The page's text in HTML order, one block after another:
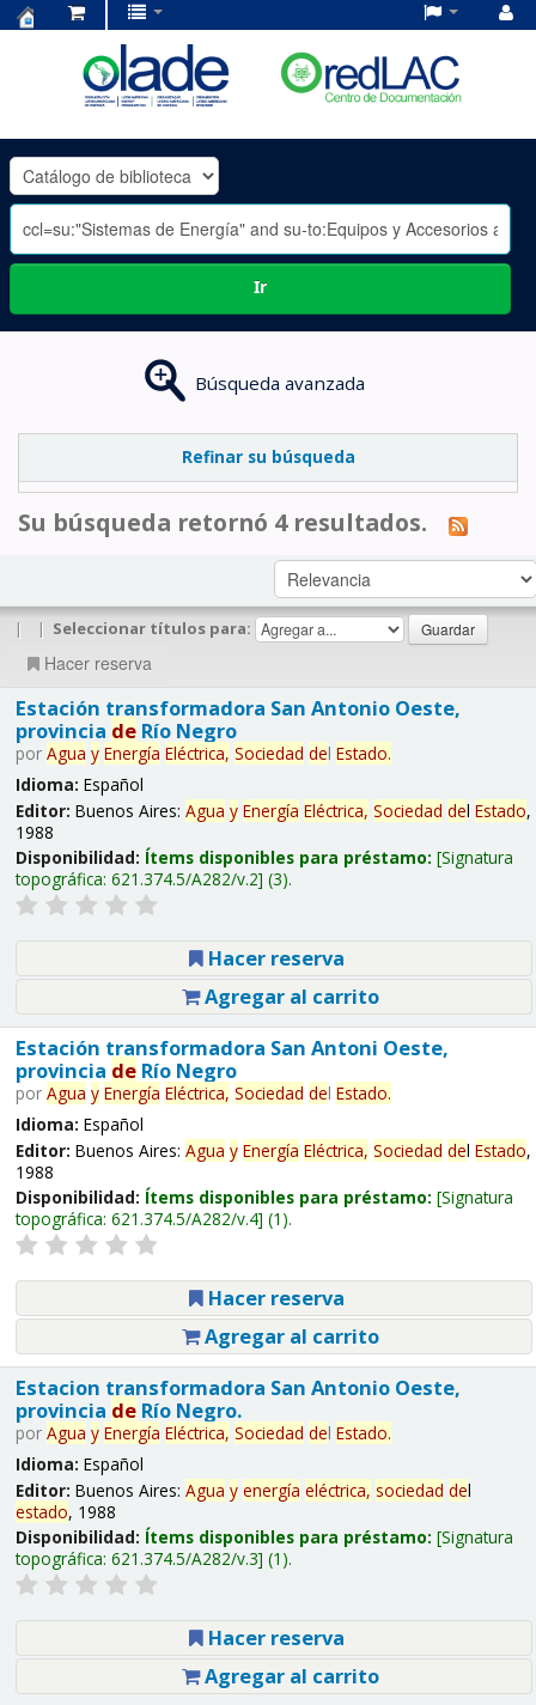
OLADE
-
Ir
Búsqueda avanzada
Refinar su búsqueda
Su búsqueda retornó 4 resultados.
| | Seleccionar títulos para:
Hacer reserva
Estación transformadora San Antonio Oeste,
provincia deRío Negro
por Agua y Energía Eléctrica, Sociedad del Estado.
Idioma: Español
Editor: Buenos Aires: Agua y Energía Eléctrica, Sociedad del Estado,
1988
Disponibilidad: Ítems disponibles para préstamo: Signatura
topográfica: 621.374.5/A282/v.2 (3).
Hacer reserva
Agregar al carrito
Estación transformadora San Antoni Oeste,
provincia deRío Negro
por Agua y Energía Eléctrica, Sociedad del Estado.
Idioma: Español
Editor: Buenos Aires: Agua y Energía Eléctrica, Sociedad del Estado,
1988
Disponibilidad: Ítems disponibles para préstamo: Signatura
topográfica: 621.374.5/A282/v.4 (1).
Hacer reserva
Agregar al carrito
Estacion transformadora San Antonio Oeste,
provincia deRío Negro.
por Agua y Energía Eléctrica, Sociedad del Estado.
Idioma: Español
Editor: Buenos Aires: Agua y energía eléctrica, sociedad del
estado, 1988
Disponibilidad: Ítems disponibles para préstamo: Signatura
topográfica: 621.374.5/A282/v.3 (1).
Hacer reserva
Agregar al carrito